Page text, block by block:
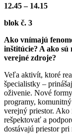
12.45 – 14.15
blok č. 3
Ako vnímajú
inštitúcie? A ako sú
verejné zdroje?
Veľa aktivít, ktoré
špecialistky –
oživenie. Nové
programy,
verejný priestor. Ako
rešpektovať a
dostávajú priestor